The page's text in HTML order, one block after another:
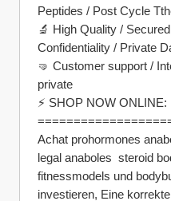
Peptides / Post Cycle
🔬 High Quality /
Confidentiality / Private
🤜 Customer support /
private
⚡️ SHOP NOW ONLINE:
Achat prohormones
legal anaboles  steroid
fitnessmodels und
investieren, Eine